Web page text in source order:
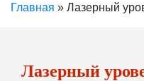
Главная » Лазерный
Лазерный